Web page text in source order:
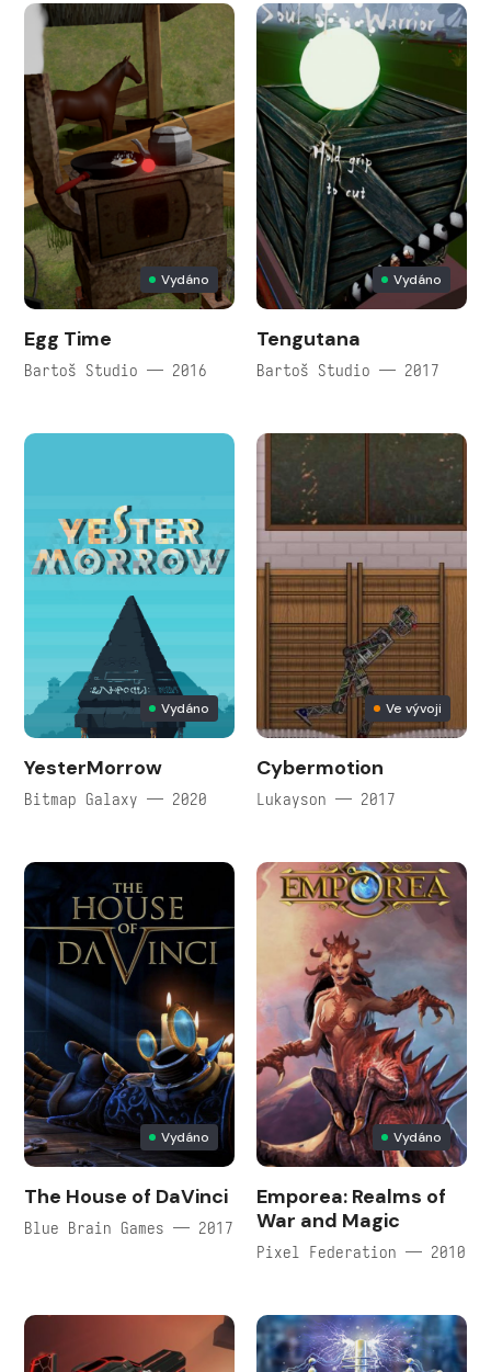
Vydáno
Egg Time
Bartoš Studio — 2016
Vydáno
Tengutana
Bartoš Studio — 2017
Vydáno
YesterMorrow
Bitmap Galaxy — 2020
Ve vývoji
Cybermotion
Lukayson — 2017
Vydáno
The House of DaVinci
Blue Brain Games — 2017
Vydáno
Emporea: Realms of
War and Magic
Pixel Federation — 2010